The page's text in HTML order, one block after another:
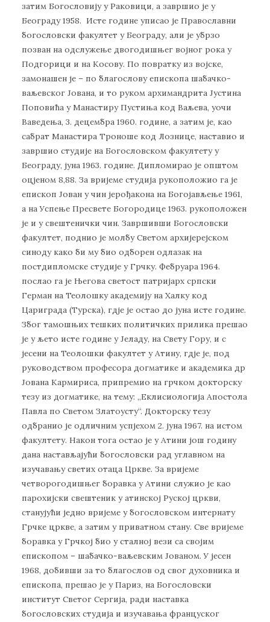
затим Богословију у Раковици, а завршио је у
Београду 1958. Исте године уписао је Православни
богословски факултет у Београду, али је убрзо
позван на одслужење двогодишњег војног рока у
Подгорици и на Косову. По повратку из војске,
замонашен је – по благослову епископа шабачко-
ваљевског Јована, и то руком архимандрита Јустина
Поповића у Манастиру Пустиња код Ваљева, уочи
Ваведења, 3. децембра 1960. године, а затим је, као
сабрат Манастира Троноше код Лознице, наставио и
завршио студије на Богословском факултету у
Београду, јуна 1963. године. Дипломирао је општом
оцјеном 8,88. За вријеме студија рукоположио га је
епископ Јован у чин јерођакона на Богојављење 1961,
а на Успење Пресвете Богородице 1963. рукоположен
је и у свештенички чин. Завршивши Богословски
факултет, поднио је молбу Светом архијерејском
синоду како би му био одборен одлазак на
постдипломске студије у Грчку. Фебруара 1964.
послао га је Његова светост патријарх српски
Герман на Теолошку академију на Халку код
Цариграда (Турска), гдје је остао до јуна исте године.
Због тамошњих тешких политичких прилика прешао
је у љето исте године у Јеладу, на Свету Гору, и с
јесени на Теолошки факултет у Атину, гдје је, под
руководством професора догматике и академика др
Јована Кармириса, припремио на грчком докторску
тезу из догматике, на тему: „Еклисиологија Апостола
Павла по Светом Златоусту“. Докторску тезу
одбранио је одличним успјехом 2. јуна 1967. на истом
факултету. Након тога остао је у Атини још годину
дана настављајући богословски рад углавном на
изучавању светих отаца Цркве. За вријеме
четворогодишњег боравка у Атини служио је као
парохијски свештеник у атинској Руској цркви,
станујући једно вријеме у богословском интернату
Грчке цркве, а затим у приватном стану. Све вријеме
боравка у Грчкој био у сталној вези са својим
епископом – шабачко-ваљевским Јованом. У јесен
1968, добивши за то благослов од свог духовника и
епископа, прешао је у Париз, на Богословски
институт Светог Сергија, ради наставка
богословских студија и изучавања француског